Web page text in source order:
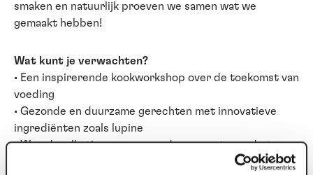
smaken en natuurlijk proeven we samen wat we
gemaakt hebben!
Wat kunt je verwachten?
• Een inspirerende kookworkshop over de toekomst van
voeding
• Gezonde en duurzame gerechten met innovatieve
ingrediënten zoals lupine
• Waardevolle tips over gezond en verantwoord eten
• Samen koken, leren en genieten in een prachtige